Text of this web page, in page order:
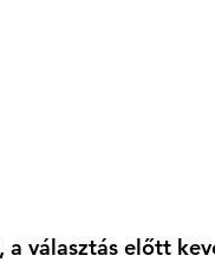
, a választás előtt